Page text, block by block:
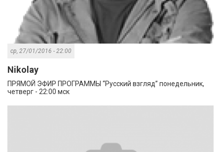
ср, 27/01/2016 - 22:00
Nikolay
ПРЯМОЙ ЭФИР ПРОГРАММЫ “Русский взгляд” понедельник,
четверг - 22:00 мск